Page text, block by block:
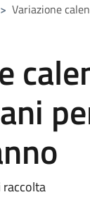
> Variazione